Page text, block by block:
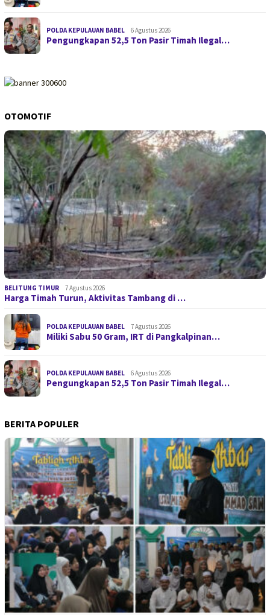
POLDA KEPULAUAN BABEL 6 Agustus 2026
Pengungkapan 52,5 Ton Pasir Timah Ilegal…
OTOMOTIF
BELITUNG TIMUR 7 Agustus 2026
Harga Timah Turun, Aktivitas Tambang di …
POLDA KEPULAUAN BABEL 7 Agustus 2026
Miliki Sabu 50 Gram, IRT di Pangkalpinan…
POLDA KEPULAUAN BABEL 6 Agustus 2026
Pengungkapan 52,5 Ton Pasir Timah Ilegal…
BERITA POPULER